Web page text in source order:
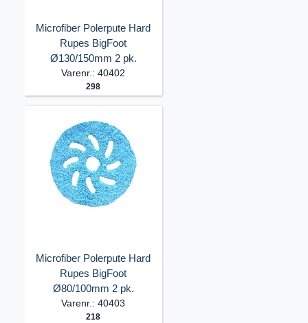
Microfiber Polerpute Hard
Rupes BigFoot
Ø130/150mm 2 pk.
Varenr.: 40402
298
Microfiber Polerpute Hard
Rupes BigFoot
Ø80/100mm 2 pk.
Varenr.: 40403
218